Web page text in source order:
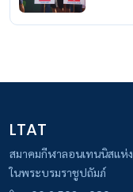
LTAT
สมาคมกีฬาลอนเทนนิสแห่
ในพระบรมราชูปถัมภ์